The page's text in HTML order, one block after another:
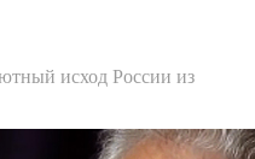
исход России из